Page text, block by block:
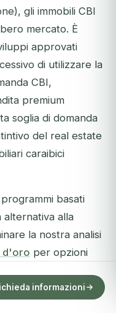
gli immobili CBI
mercato. È
approvati
di utilizzare la
CBI,
premium
soglia di domanda
del real estate
caraibici
basati
alternativa alla
la nostra analisi
d'oro per opzioni
informazioni